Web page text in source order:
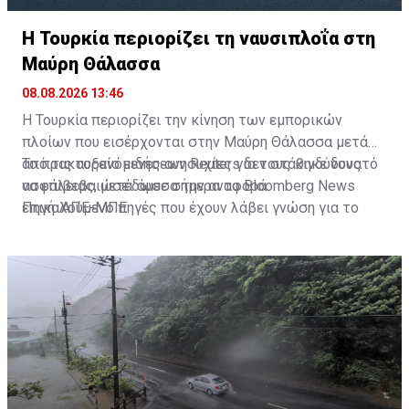
Η Τουρκία περιορίζει τη ναυσιπλοΐα στη
Μαύρη Θάλασσα
08.08.2026 13:46
Η Τουρκία περιορίζει την κίνηση των εμπορικών
πλοίων που εισέρχονται στην Μαύρη Θάλασσα μετά
από τις αυξανόμενες ανησυχίες για τους κινδύνους
ασφάλειας, μετέδωσε σήμερα το Bloomberg News
επικαλούμενο πηγές που έχουν λάβει γνώση για το
Το πρακτορείο ειδήσεων Reuters δεν στάθηκε δυνατό
να επιβεβαιώσει άμεσα την αναφορά.
Πηγή: ΑΠΕ-ΜΠΕ